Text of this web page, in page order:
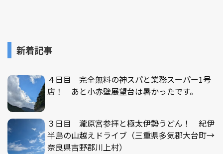
新着記事
４日目 完全無料の神スパと業務スーパー1号
店！ あと小赤壁展望台は暑かったです。
３日目 瀧原宮参拝と極太伊勢うどん！ 紀伊
半島の山越えドライブ（三重県多気郡大台町→
奈良県吉野郡川上村）